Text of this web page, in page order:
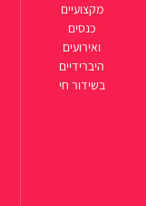
מקצועיים
כנסים
ואירועים
היברידיים
בשידור חי